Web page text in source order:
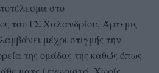
στο
του ΓΣ Χαλανδρίου, Άρτεμις
μέχρι στιγμής την
της ομάδας της καθώς όπως